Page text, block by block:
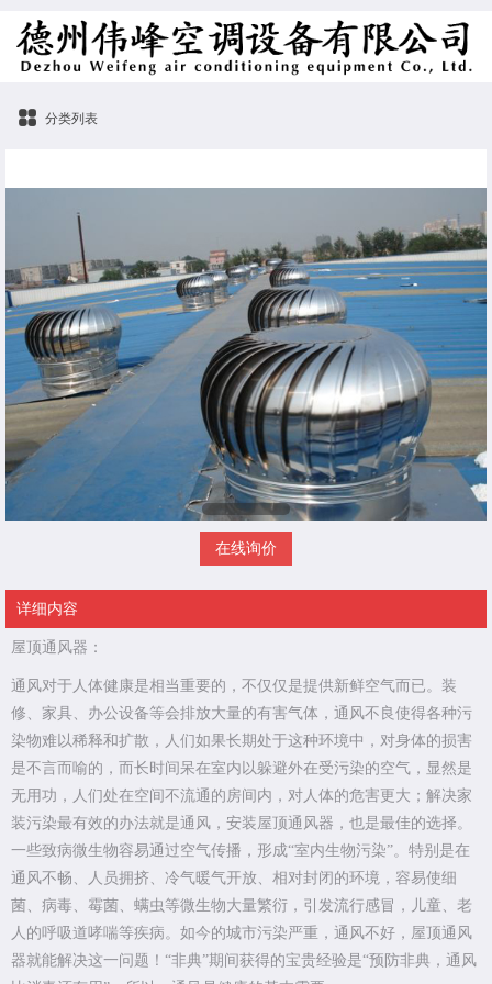
分类列表
在线询价
详细内容
屋顶通风器：
通风对于人体健康是相当重要的，不仅仅是提供新鲜空气而已。装
修、家具、办公设备等会排放大量的有害气体，通风不良使得各种污
染物难以稀释和扩散，人们如果长期处于这种环境中，对身体的损害
是不言而喻的，而长时间呆在室内以躲避外在受污染的空气，显然是
无用功，人们处在空间不流通的房间内，对人体的危害更大；解决家
装污染最有效的办法就是通风，安装屋顶通风器，也是最佳的选择。
一些致病微生物容易通过空气传播，形成“室内生物污染”。特别是在
通风不畅、人员拥挤、冷气暖气开放、相对封闭的环境，容易使细
菌、病毒、霉菌、螨虫等微生物大量繁衍，引发流行感冒，儿童、老
人的呼吸道哮喘等疾病。如今的城市污染严重，通风不好，屋顶通风
器就能解决这一问题！“非典”期间获得的宝贵经验是“预防非典，通风